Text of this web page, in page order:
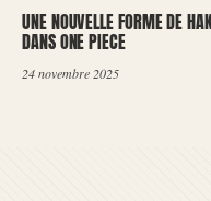
UNE NOUVELLE FORME DE
DANS ONE PIECE
24 novembre 2025